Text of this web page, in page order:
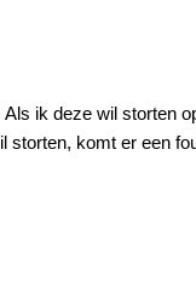
ik deze wil storten
komt er een